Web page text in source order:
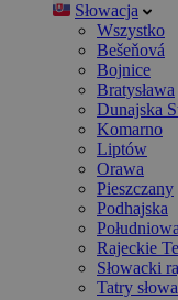
Słowacja
Wszystko
Bešeňová
Bojnice
Bratysława
Dunajska
Komarno
Liptów
Orawa
Pieszczany
Podhajska
Rajeckie
Słowacki
Tatry